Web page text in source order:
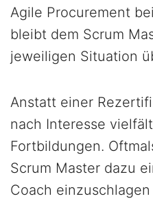
Agile Procurement
bleibt dem Scrum
jeweiligen Situation
Anstatt einer
nach Interesse
Fortbildungen.
Scrum Master dazu
Coach